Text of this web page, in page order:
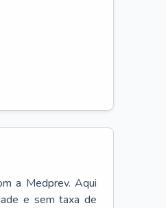
a Medprev. Aqui
e sem taxa de